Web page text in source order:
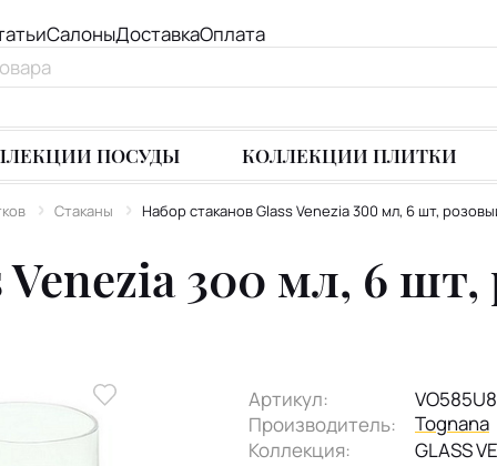
СалоныДоставкаОплата
ПОСУДЫ КОЛЛЕКЦИИ ПЛИТКИ
Стаканы Набор стаканов Glass Venezia 300 мл, 6 шт,
Venezia 300 мл, 6
Артикул:
Производитель:
Tognana
Коллекция:
GLASS